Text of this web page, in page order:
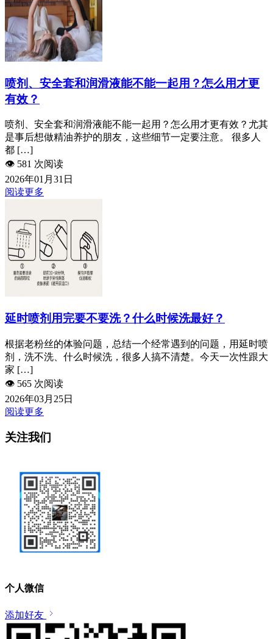
喷剂、安全套和润滑液能不能一起用？怎么用才更
有效？
喷剂、安全套和润滑液能不能一起用？怎么用才更有效？尤其
是事后想做精油养护的朋友，这些细节一定要注意。 很多人
都 […]
👁️ 581 次阅读
2026年01月31日
阅读更多
延时喷剂用完要不要洗？什么时候洗最好？
根据老粉丝的体验问题，总结一个经常遇到的问题，用延时喷
剂，洗不洗、什么时候洗，很多人搞不清楚。今天一次性跟大
家 […]
👁️ 565 次阅读
2026年03月25日
阅读更多
关注我们
个人微信
添加好友